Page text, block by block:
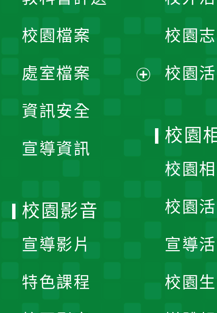
單
校園檔案
處室檔案
資訊安全
宣導資訊
校園
校園
校園
校園
校園
宣導
校園
校園影音
宣導影片
特色課程